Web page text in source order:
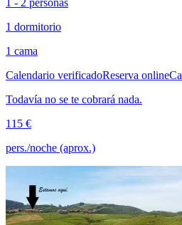
1 dormitorio
1 cama
Calendario verificadoReserva online
Todavía no se te cobrará nada.
115 €
pers./noche (aprox.)